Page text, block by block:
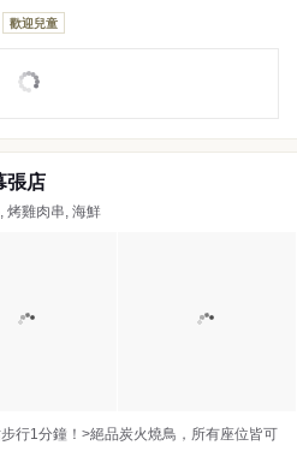
歡迎兒童
張店
烤雞肉串, 海鮮
行1分鐘！>絕品炭火燒鳥，所有座位皆可